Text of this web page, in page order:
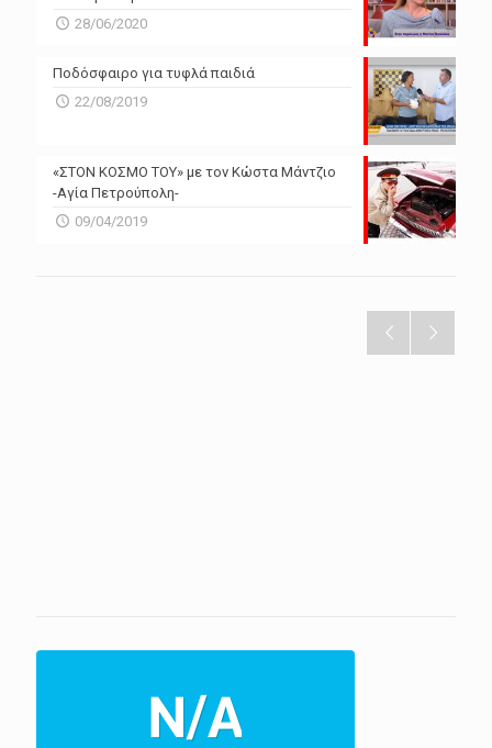
28/06/2020
Ποδόσφαιρο για τυφλά παιδιά
22/08/2019
«ΣΤΟΝ ΚΟΣΜΟ ΤΟΥ» με τον Κώστα Μάντζιο
-Αγία Πετρούπολη-
09/04/2019